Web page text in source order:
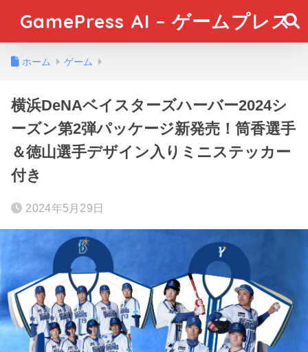
GamePress AI – ゲームプレス
ホーム ゲーム
横浜DeNAベイスターズハーバー2024シ
ーズン第2弾パッケージ新発売！筒香選手
＆徳山選手デザイン入りミニステッカー
付き
2024年5月29日